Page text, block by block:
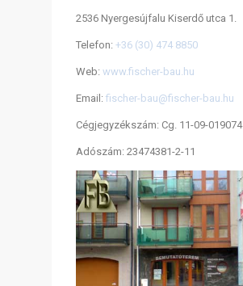
2536 Nyergesújfalu Kiserdő utca 1.
Telefon: +36 (30) 474 8850
Web: www.fischer-bau.hu
Email: fischer-bau@fischer-bau.hu
Cégjegyzékszám: Cg. 11-09-019074
Adószám: 23474381-2-11